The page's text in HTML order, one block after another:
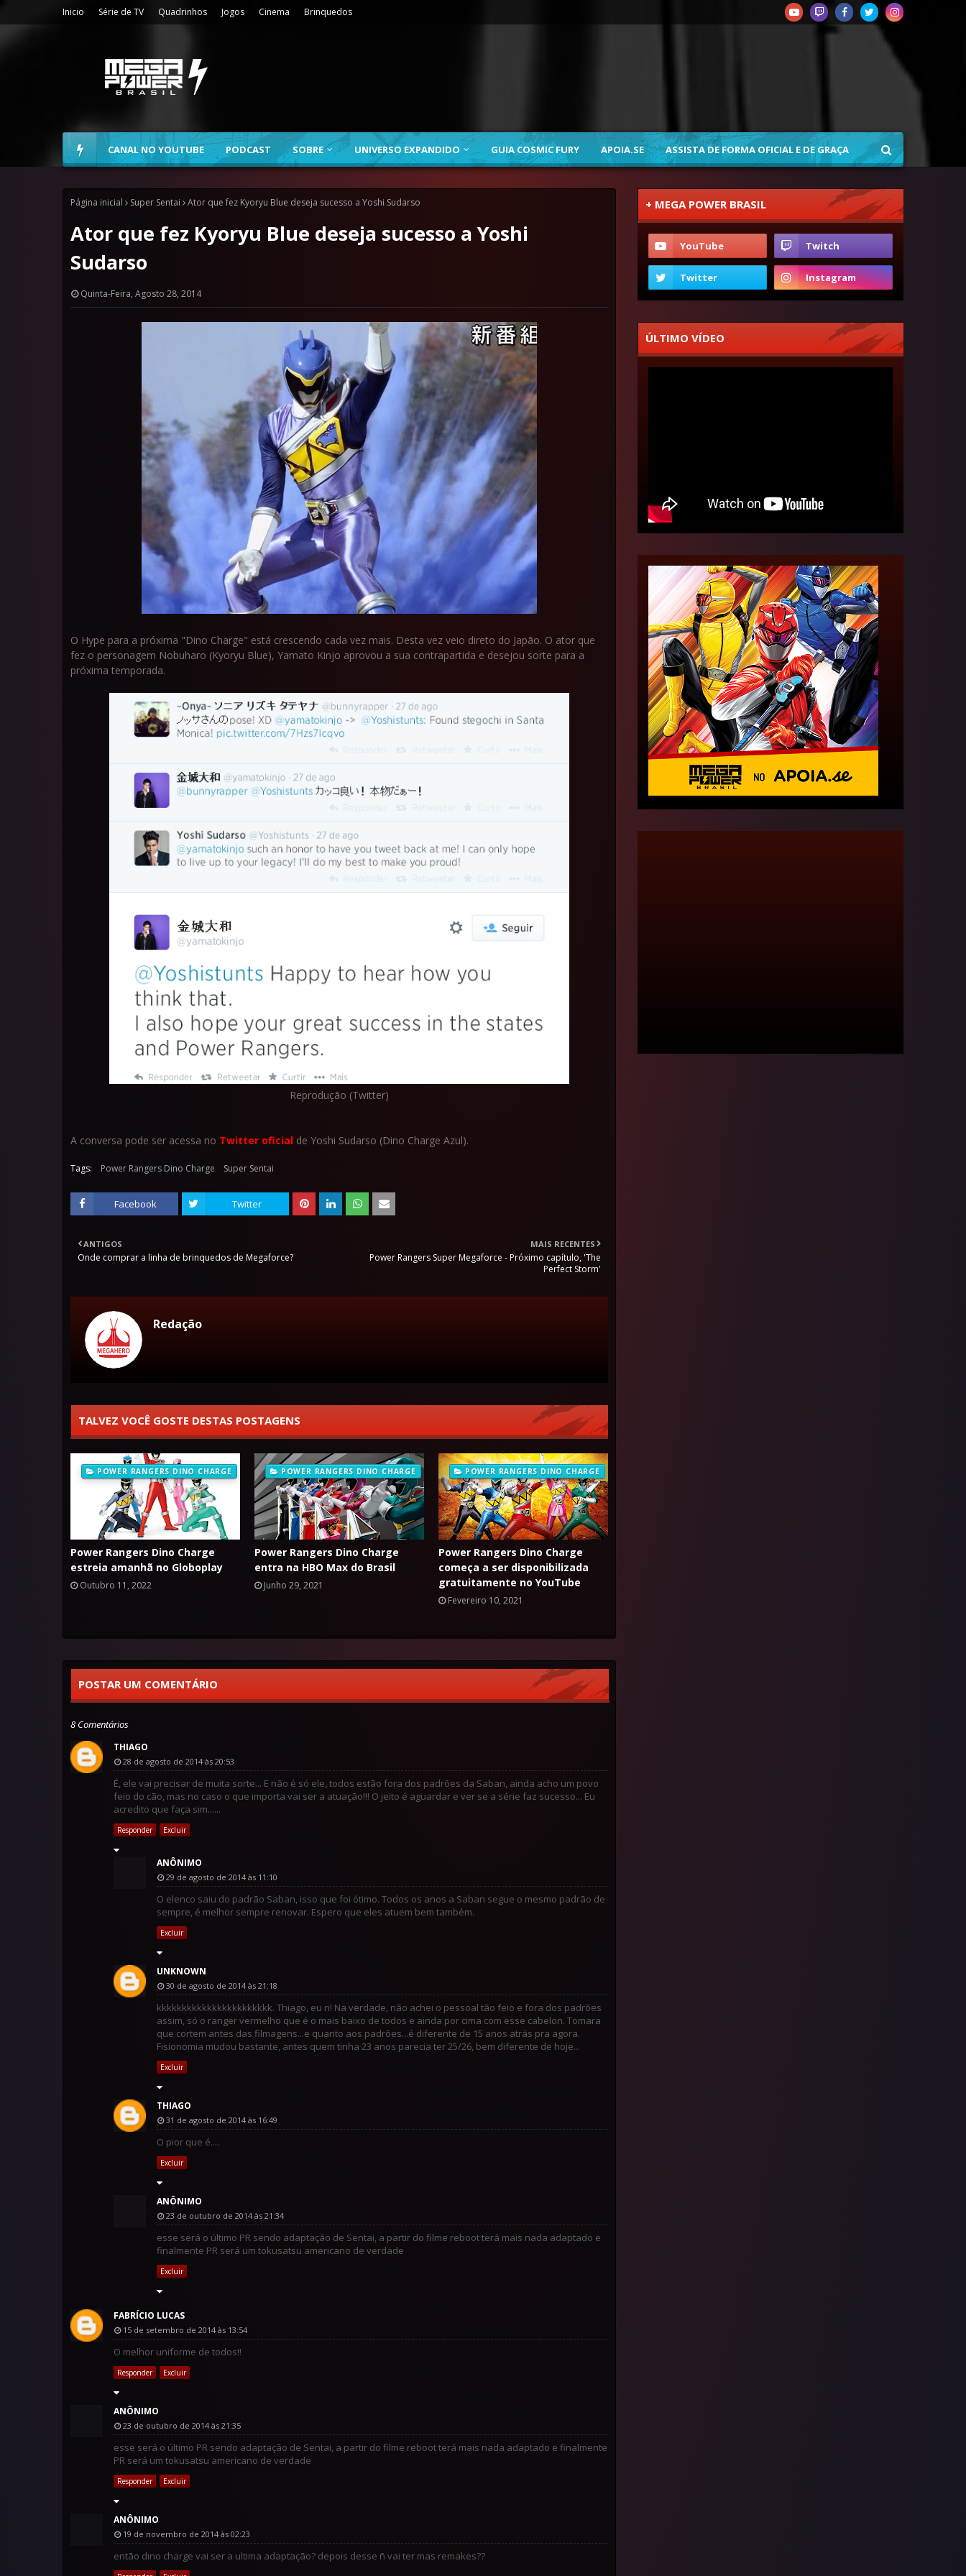
Inicio Série de TV Quadrinhos Jogos Cinema Brinquedos
CANAL NO YOUTUBE PODCAST SOBRE UNIVERSO EXPANDIDO GUIA COSMIC FURY APOIA.SE ASSISTA DE FORMA OFICIAL E DE GRAÇA
Página inicial Super Sentai Ator que fez Kyoryu Blue deseja sucesso a Yoshi Sudarso
Ator que fez Kyoryu Blue deseja sucesso a Yoshi
Sudarso
Quinta-Feira, Agosto 28, 2014
O Hype para a próxima "Dino Charge" está crescendo cada vez mais. Desta vez veio direto do Japão. O ator que
fez o personagem Nobuharo (Kyoryu Blue), Yamato Kinjo aprovou a sua contrapartida e desejou sorte para a
próxima temporada.
Reprodução (Twitter)
A conversa pode ser acessa no Twitter oficial de Yoshi Sudarso (Dino Charge Azul).
Tags: Power Rangers Dino Charge Super Sentai
Facebook Twitter
MAIS RECENTES
Power Rangers Super Megaforce - Próximo capítulo, 'The
Perfect Storm'
ANTIGOS
Onde comprar a linha de brinquedos de Megaforce?
Redação
TALVEZ VOCÊ GOSTE DESTAS POSTAGENS
POWER RANGERS DINO CHARGE
Power Rangers Dino Charge
estreia amanhã no Globoplay
Outubro 11, 2022
POWER RANGERS DINO CHARGE
Power Rangers Dino Charge
entra na HBO Max do Brasil
Junho 29, 2021
POWER RANGERS DINO CHARGE
Power Rangers Dino Charge
começa a ser disponibilizada
gratuitamente no YouTube
Fevereiro 10, 2021
POSTAR UM COMENTÁRIO
8 Comentários
THIAGO
28 de agosto de 2014 às 20:53
É, ele vai precisar de muita sorte... E não é só ele, todos estão fora dos padrões da Saban, ainda acho um povo
feio do cão, mas no caso o que importa vai ser a atuação!!! O jeito é aguardar e ver se a série faz sucesso... Eu
acredito que faça sim......
Responder Excluir
ANÔNIMO
29 de agosto de 2014 às 11:10
O elenco saiu do padrão Saban, isso que foi ótimo. Todos os anos a Saban segue o mesmo padrão de
sempre, é melhor sempre renovar. Espero que eles atuem bem também.
Excluir
UNKNOWN
30 de agosto de 2014 às 21:18
kkkkkkkkkkkkkkkkkkkkkkk. Thiago, eu ri! Na verdade, não achei o pessoal tão feio e fora dos padrões
assim, só o ranger vermelho que é o mais baixo de todos e ainda por cima com esse cabelon. Tomara
que cortem antes das filmagens...e quanto aos padrões...é diferente de 15 anos atrás pra agora.
Fisionomia mudou bastante, antes quem tinha 23 anos parecia ter 25/26, bem diferente de hoje...
Excluir
THIAGO
31 de agosto de 2014 às 16:49
O pior que é....
Excluir
ANÔNIMO
23 de outubro de 2014 às 21:34
esse será o último PR sendo adaptação de Sentai, a partir do filme reboot terá mais nada adaptado e
finalmente PR será um tokusatsu americano de verdade
Excluir
FABRÍCIO LUCAS
15 de setembro de 2014 às 13:54
O melhor uniforme de todos!!
Responder Excluir
ANÔNIMO
23 de outubro de 2014 às 21:35
esse será o último PR sendo adaptação de Sentai, a partir do filme reboot terá mais nada adaptado e finalmente
PR será um tokusatsu americano de verdade
Responder Excluir
ANÔNIMO
19 de novembro de 2014 às 02:23
então dino charge vai ser a ultima adaptação? depois desse ñ vai ter mas remakes??
+ MEGA POWER BRASIL
ÚLTIMO VÍDEO